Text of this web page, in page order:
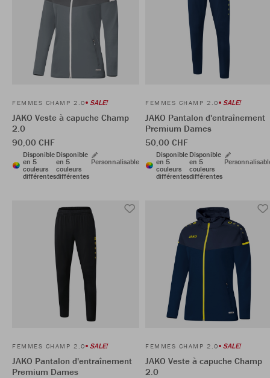
FEMMES CHAMP 2.0 SALE!
JAKO Veste à capuche Champ
2.0
90,00 CHF
Disponible
en 5
couleurs
différentes
Disponible
en 5
couleurs
différentes
Personnalisable
FEMMES CHAMP 2.0 SALE!
JAKO Pantalon d'entraînement
Premium Dames
50,00 CHF
Disponible
en 5
couleurs
différentes
Disponible
en 5
couleurs
différentes
FEMMES CHAMP 2.0 SALE!
JAKO Pantalon d'entraînement
Premium Dames
FEMMES CHAMP 2.0 SALE!
JAKO Veste à capuche Champ
2.0